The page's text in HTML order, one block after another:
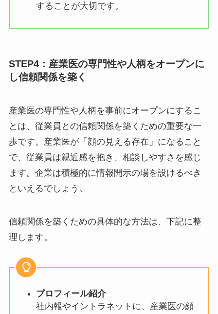
は、声が外に漏れない個室を用意しま
いない環境で実施するよう徹底するこ
守秘義務の明示産業医には法律で守秘
義務が課せられており、本人の同意な
しに相談内容を会社に報告することは
す。
情報共有のルール化 業務上の配慮など
が必要で会社に情報を共有する場合
は、必ず本人の同意を得るプロセスを
設けます。何を、誰に、どこまで伝え
るかを事前に本人とすり合わせるルー
ルを明確にすることが大切です。
STEP4：産業医の専門性や人柄をオープン
にし信頼関係を築く
産業医の専門性や人柄を事前にオープンにするこ
とは、従業員との信頼関係を築くための重要な一